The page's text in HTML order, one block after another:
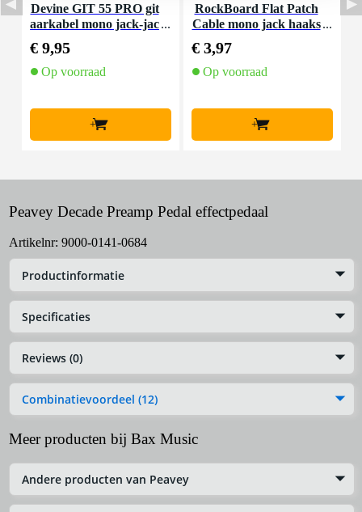
Devine GIT 55 PRO git
aarkabel mono jack-jac
€ 9,95
Op voorraad
+
RockBoard Flat Patch
Cable mono jack haaks
€ 3,97
Op voorraad
+
Peavey Decade Preamp Pedal effectpedaal
Artikelnr: 9000-0141-0684
Productinformatie
Specificaties
Reviews (0)
Combinatievoordeel (12)
Meer producten bij Bax Music
Andere producten van Peavey